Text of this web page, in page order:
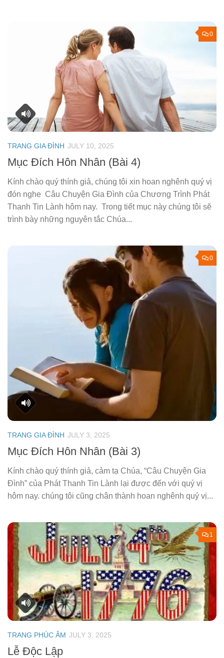
0
TRANG GIA ĐÌNH JULY 10, 2025
Mục Đích Hôn Nhân (Bài 4)
Kính chào quý thính giả, chúng tôi xin hoan nghênh quý vị
đón nghe Câu Chuyện Gia Đình của Chương Trình Phát
Thanh Tin Lành hôm nay. Trong tiết mục này chúng tôi sẽ
trình bày những nguyên tắc Chúa...
0
TRANG GIA ĐÌNH JULY 3, 2025
Mục Đích Hôn Nhân (Bài 3)
Kính chào quý thính giả, cảm tạ Chúa, “Câu Chuyện Gia
Đình” của Phát Thanh Tin Lành lại được đến với quý vị
hôm nay. chúng tôi cũng chân thành hoan nghênh quý vị...
1
TRANG PHÚC ÂM JULY 3, 2025
Lễ Độc Lập